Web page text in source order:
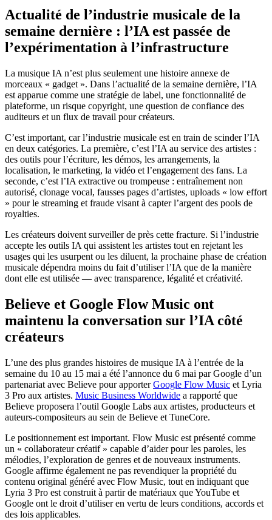
Actualité de l’industrie musicale de la
semaine dernière : l’IA est passée de
l’expérimentation à l’infrastructure
La musique IA n’est plus seulement une histoire annexe de
morceaux « gadget ». Dans l’actualité de la semaine dernière, l’IA
est apparue comme une stratégie de label, une fonctionnalité de
plateforme, un risque copyright, une question de confiance des
auditeurs et un flux de travail pour créateurs.
C’est important, car l’industrie musicale est en train de scinder l’IA
en deux catégories. La première, c’est l’IA au service des artistes :
des outils pour l’écriture, les démos, les arrangements, la
localisation, le marketing, la vidéo et l’engagement des fans. La
seconde, c’est l’IA extractive ou trompeuse : entraînement non
autorisé, clonage vocal, fausses pages d’artistes, uploads « low effort
» pour le streaming et fraude visant à capter l’argent des pools de
royalties.
Les créateurs doivent surveiller de près cette fracture. Si l’industrie
accepte les outils IA qui assistent les artistes tout en rejetant les
usages qui les usurpent ou les diluent, la prochaine phase de création
musicale dépendra moins du fait d’utiliser l’IA que de la manière
dont elle est utilisée — avec transparence, légalité et créativité.
Believe et Google Flow Music ont
maintenu la conversation sur l’IA côté
créateurs
L’une des plus grandes histoires de musique IA à l’entrée de la
semaine du 10 au 15 mai a été l’annonce du 6 mai par Google d’un
partenariat avec Believe pour apporterGoogle Flow Music et Lyria
3 Pro aux artistes. Music Business Worldwide a rapporté que
Believe proposera l’outil Google Labs aux artistes, producteurs et
auteurs-compositeurs au sein de Believe et TuneCore.
Le positionnement est important. Flow Music est présenté comme
un « collaborateur créatif » capable d’aider pour les paroles, les
mélodies, l’exploration de genres et de nouveaux instruments.
Google affirme également ne pas revendiquer la propriété du
contenu original généré avec Flow Music, tout en indiquant que
Lyria 3 Pro est construit à partir de matériaux que YouTube et
Google ont le droit d’utiliser en vertu de leurs conditions, accords et
des lois applicables.